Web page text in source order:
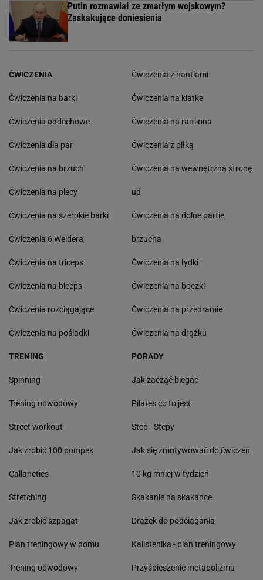
Putin rozmawiał ze zmarłym wojskowym?
Zaskakujące doniesienia
ĆWICZENIA
Ćwiczenia na barki
Ćwiczenia oddechowe
Ćwiczenia dla par
Ćwiczenia na brzuch
Ćwiczenia na plecy
Ćwiczenia na szerokie barki
Ćwiczenia 6 Weidera
Ćwiczenia na triceps
Ćwiczenia na biceps
Ćwiczenia rozciągające
Ćwiczenia na pośladki
Ćwiczenia z hantlami
Ćwiczenia na klatke
Ćwiczenia na ramiona
Ćwiczenia z piłką
Ćwiczenia na wewnętrzną stronę
ud
Ćwiczenia na dolne partie
brzucha
Ćwiczenia na łydki
Ćwiczenia na boczki
Ćwiczenia na przedramie
Ćwiczenia na drążku
TRENING
Spinning
Trening obwodowy
Street workout
Jak zrobić 100 pompek
Callanetics
Stretching
Jak zrobić szpagat
Plan treningowy w domu
Trening obwodowy
PORADY
Jak zacząć biegać
Pilates co to jest
Step - Stepy
Jak się zmotywować do ćwiczeń
10 kg mniej w tydzień
Skakanie na skakance
Drążek do podciągania
Kalistenika - plan treningowy
Przyśpieszenie metabolizmu